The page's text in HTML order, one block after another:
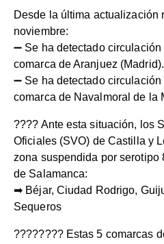
Desde la última actualización
noviembre:
➖ Se ha detectado
comarca de Aranjuez (Madrid).
➖ Se ha detectado
comarca de Navalmoral de la
???? Ante esta situación, los
Oficiales (SVO) de Castilla y
zona suspendida por serotipo
de Salamanca:
➡ Béjar, Ciudad Rodrigo,
Sequeros
???????? Estas 5 comarcas